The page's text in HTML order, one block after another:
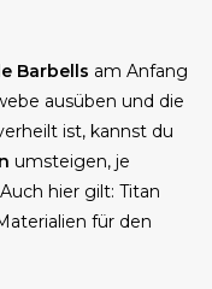
Barbells am Anfang
ausüben und die
ist, kannst du
umsteigen, je
hier gilt: Titan
für den